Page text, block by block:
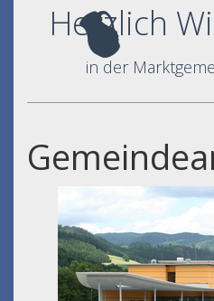
Herzlich
in der